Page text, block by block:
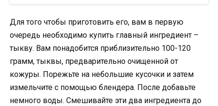
Для того чтобы приготовить его, вам в первую
очередь необходимо купить главный ингредиент –
тыкву. Вам понадобится приблизительно 100-120
грамм, тыквы, предварительно очищенной от
кожуры. Порежьте на небольшие кусочки и затем
измельчите с помощью блендера. После добавьте
немного воды. Смешивайте эти два ингредиента до